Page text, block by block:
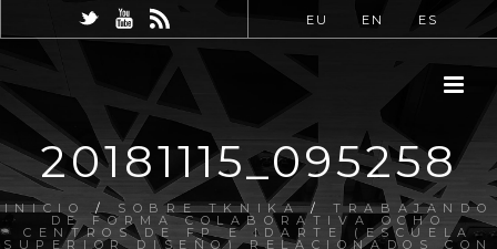
EU EN ES
20181115_095258
INICIO / SOBRE TKNIKA/TRABAJANDO
DE FORMA COLABORATIVA OCHO
CENTROS DE FP E IDARTE (ESCUELA
SUPERIOR DISEÑO) RELACIONADOS CON